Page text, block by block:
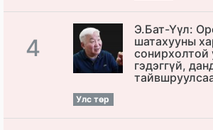
4
Э.Бат-Үүл:
шатахууны
сонирхолтой
гэдэггүй,
Улс төр